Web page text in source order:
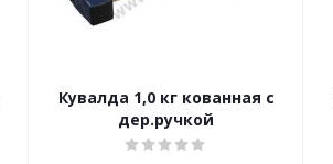
Кувалда 1,0 кг кованная с
дер.ручкой